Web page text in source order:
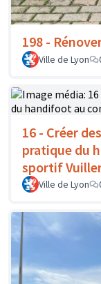
198 -
Ville de Lyon
16 - Créer
pratique du
sportif
Ville de Lyon